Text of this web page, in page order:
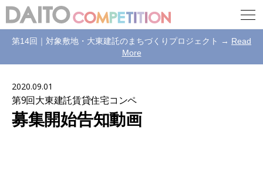
第14回｜対象敷地・大東建託のまちづくりプロジェクト → Read
More
2020.09.01
第9回大東建託賃貸住宅コンペ
募集開始告知動画